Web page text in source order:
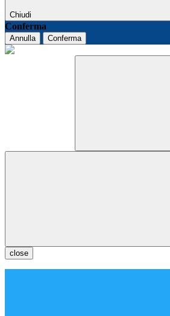
Chiudi
Conferma
Annulla Conferma
close